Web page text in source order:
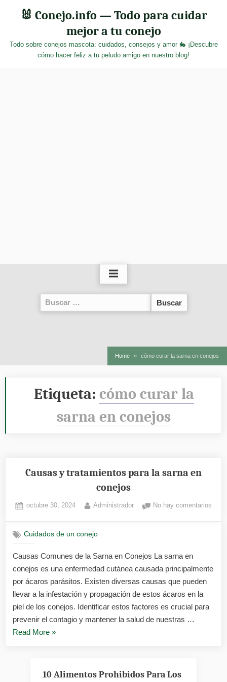
🐰 Conejo.info — Todo para cuidar
mejor a tu conejo
Todo sobre conejos mascota: cuidados, consejos y amor 🐇 ¡Descubre
cómo hacer feliz a tu peludo amigo en nuestro blog!
Buscar:
Home cómo curar la sarna en conejos
Etiqueta: cómo curar la
sarna en conejos
Causas y tratamientos para la sarna en
conejos
Posted
octubre 30, 2024 By
Administrador No hay comentariosen
sarna
Cuidados de un conejo
Causas Comunes de la Sarna en Conejos La sarna en
conejos es una enfermedad cutánea causada principalmente
por ácaros parásitos. Existen diversas causas que pueden
llevar a la infestación y propagación de estos ácaros en la
piel de los conejos. Identificar estos factores es crucial para
prevenir el contagio y mantener la salud de nuestras …
Read More«Causas
para
»
10 Alimentos Prohibidos Para Los